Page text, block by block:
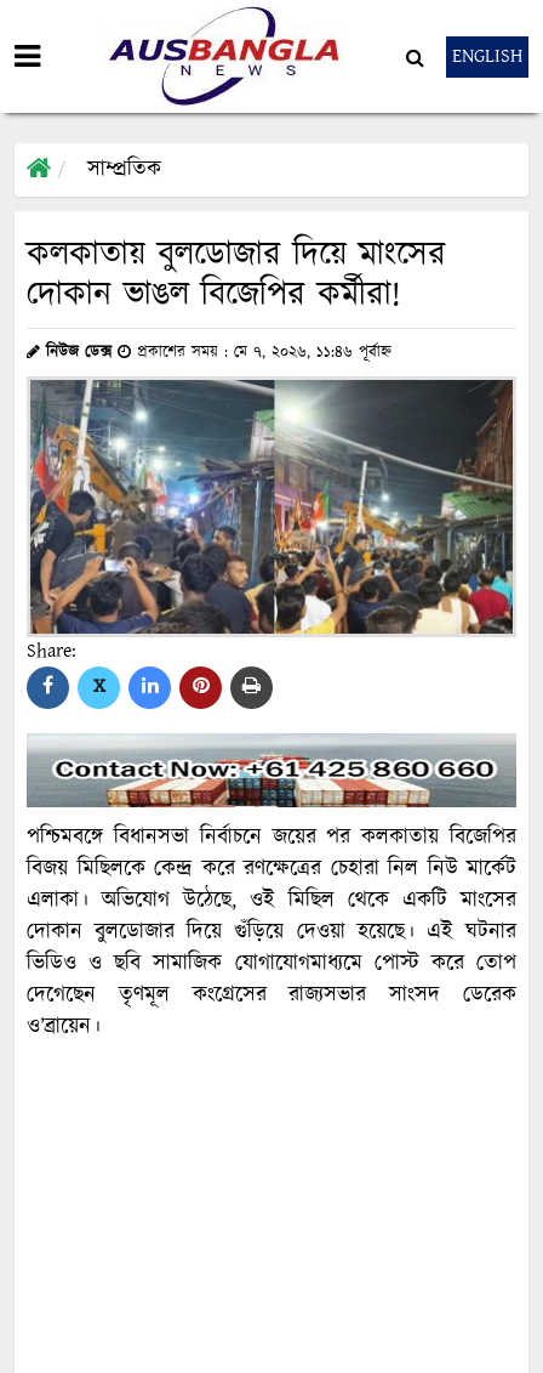
ENGLISH
সাম্প্রতিক
কলকাতায় বুলডোজার দিয়ে মাংসের
দোকান ভাঙল বিজেপির কর্মীরা!
নিউজ ডেক্স প্রকাশের সময় : মে ৭, ২০২৬, ১১:৪৬ পূর্বাহ্ন
Share:
X
পশ্চিমবঙ্গে বিধানসভা নির্বাচনে জয়ের পর কলকাতায় বিজেপির
বিজয় মিছিলকে কেন্দ্র করে রণক্ষেত্রের চেহারা নিল নিউ মার্কেট
এলাকা। অভিযোগ উঠেছে, ওই মিছিল থেকে একটি মাংসের
দোকান বুলডোজার দিয়ে গুঁড়িয়ে দেওয়া হয়েছে। এই ঘটনার
ভিডিও ও ছবি সামাজিক যোগাযোগমাধ্যমে পোস্ট করে তোপ
দেগেছেন তৃণমূল কংগ্রেসের রাজ্যসভার সাংসদ ডেরেক
ও’ব্রায়েন।